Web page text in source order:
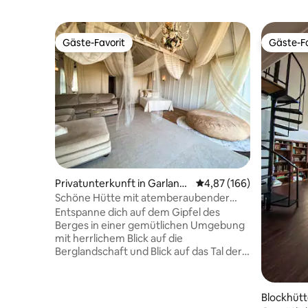
Gäste-Favorit
Gäste-Favorit
Privatunterkunft in Garland
County
Durchschnittliche
4,87 (166)
Schöne Hütte mit atemberaubender
Aussicht
Entspanne dich auf dem Gipfel des
Berges in einer gemütlichen Umgebung
mit herrlichem Blick auf die
Berglandschaft und Blick auf das Tal der
Gäste-
Gäste-